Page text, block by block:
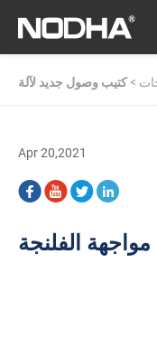
>كتيب وصول جديد لآلة
Apr 20,2021
الفلنجة